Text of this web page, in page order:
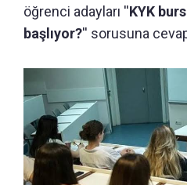
öğrenci adayları ''KYK
başlıyor?'' sorusuna